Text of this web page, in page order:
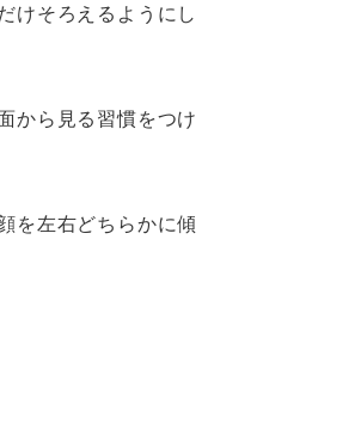
けそろえるようにし
から見る習慣をつけ
を左右どちらかに傾